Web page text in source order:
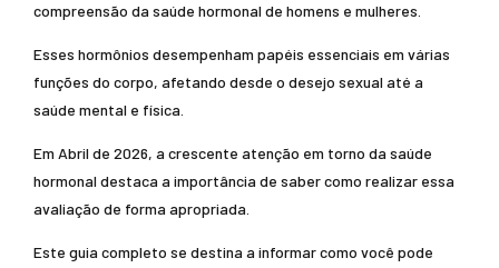
compreensão da saúde hormonal de homens e mulheres.
Esses hormônios desempenham papéis essenciais em várias
funções do corpo, afetando desde o desejo sexual até a
saúde mental e física.
Em Abril de 2026, a crescente atenção em torno da saúde
hormonal destaca a importância de saber como realizar essa
avaliação de forma apropriada.
Este guia completo se destina a informar como você pode